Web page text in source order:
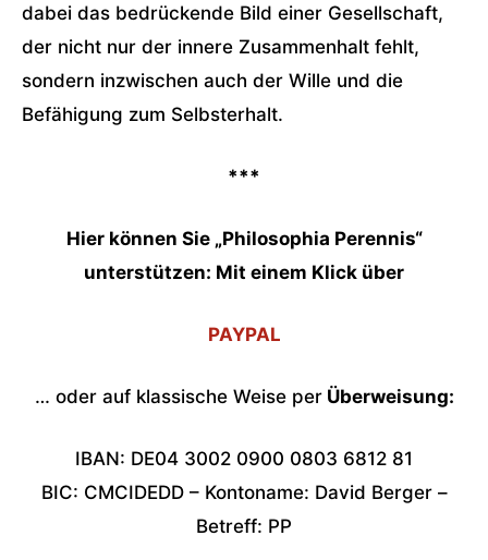
dabei das bedrückende Bild einer Gesellschaft,
der nicht nur der innere Zusammenhalt fehlt,
sondern inzwischen auch der Wille und die
Befähigung zum Selbsterhalt.
***
Hier können Sie „Philosophia Perennis“
unterstützen: Mit einem Klick über
PAYPAL
… oder auf klassische Weise perÜberweisung:
IBAN: DE04 3002 0900 0803 6812 81
BIC: CMCIDEDD – Kontoname: David Berger –
Betreff: PP